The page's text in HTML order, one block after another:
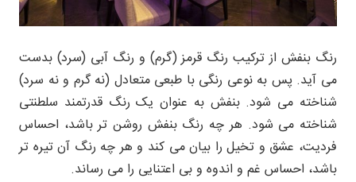
رنگ بنفش از ترکیب رنگ قرمز (گرم) و رنگ آبی (سرد) بدست
می آید. پس به نوعی رنگی با طبعی متعادل (نه گرم و نه سرد)
شناخته می شود. بنفش به عنوان یک رنگ قدرتمند سلطنتی
شناخته می شود. هر چه رنگ بنفش روشن تر باشد، احساس
فردیت، عشق و تخیل را بیان می کند و هر چه رنگ آن تیره تر
باشد، احساس غم و اندوه و بی اعتنایی را می رساند.